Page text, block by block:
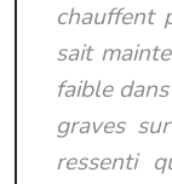
chauffent
sait
faible
graves
ressenti